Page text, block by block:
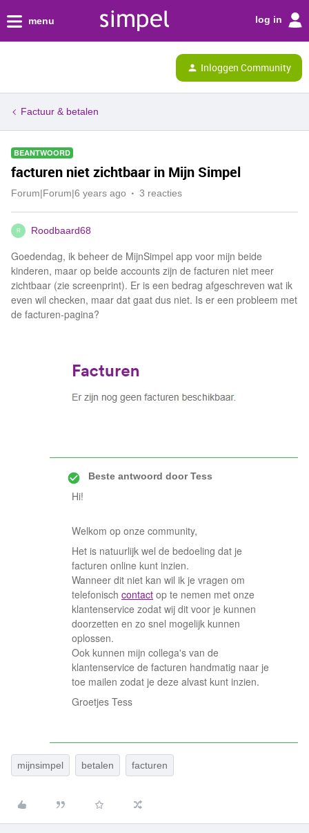
menu log in
Inloggen Community
Factuur & betalen
BEANTWOORD
facturen niet zichtbaar in Mijn Simpel
Forum|Forum|6 years ago 3 reacties
R Roodbaard68
Goedendag, ik beheer de MijnSimpel app voor mijn beide
kinderen, maar op beide accounts zijn de facturen niet meer
zichtbaar (zie screenprint). Er is een bedrag afgeschreven wat ik
even wil checken, maar dat gaat dus niet. Is er een probleem met
de facturen-pagina?
Beste antwoord doorTess
Hi!
Welkom op onze community,
Het is natuurlijk wel de bedoeling dat je
facturen online kunt inzien.
Wanneer dit niet kan wil ik je vragen om
telefonisch contact op te nemen met onze
klantenservice zodat wij dit voor je kunnen
doorzetten en zo snel mogelijk kunnen
oplossen.
Ook kunnen mijn collega's van de
klantenservice de facturen handmatig naar je
toe mailen zodat je deze alvast kunt inzien.
Groetjes Tess
mijnsimpel betalen facturen